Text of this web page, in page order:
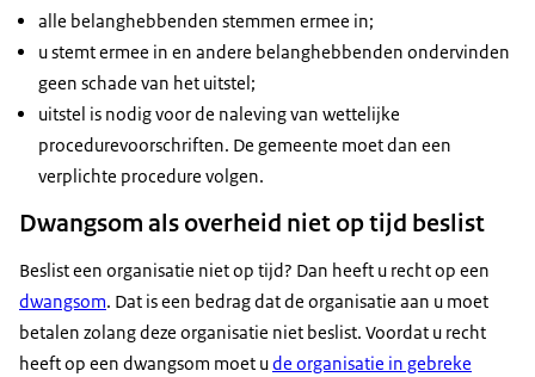
alle belanghebbenden stemmen ermee in;
u stemt ermee in en andere belanghebbenden ondervinden
geen schade van het uitstel;
uitstel is nodig voor de naleving van wettelijke
procedurevoorschriften. De gemeente moet dan een
verplichte procedure volgen.
Dwangsom als overheid niet op tijd beslist
Beslist een organisatie niet op tijd? Dan heeft u recht op een
dwangsom. Dat is een bedrag dat de organisatie aan u moet
betalen zolang deze organisatie niet beslist. Voordat u recht
heeft op een dwangsom moet ude organisatie in gebreke